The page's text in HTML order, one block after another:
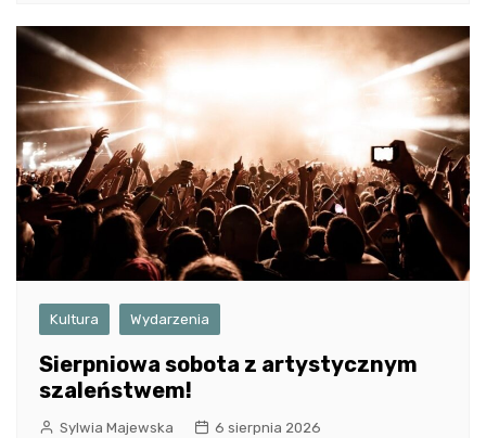
Kultura Wydarzenia
Sierpniowa sobota z artystycznym
szaleństwem!
Sylwia Majewska 6 sierpnia 2026